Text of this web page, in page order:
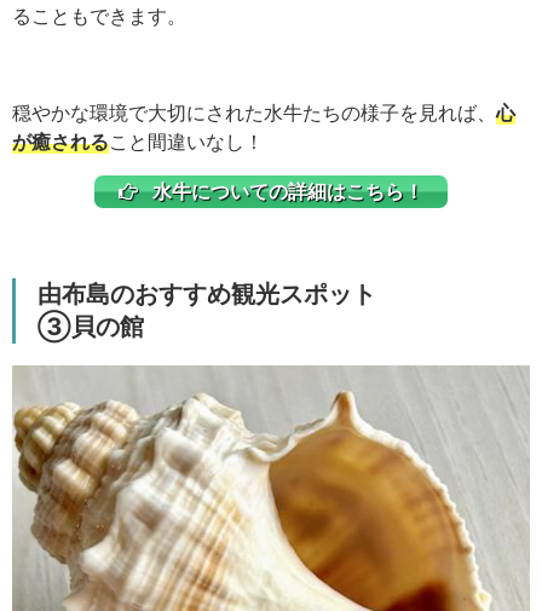
ることもできます。
穏やかな環境で大切にされた水牛たちの様子を見れば、心
が癒されること間違いなし！
水牛についての詳細はこちら！
由布島のおすすめ観光スポット
③貝の館